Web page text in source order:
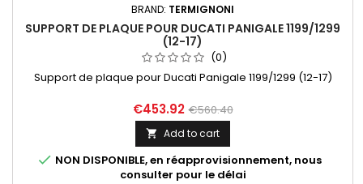
BRAND: TERMIGNONI
SUPPORT DE PLAQUE POUR DUCATI PANIGALE 1199/1299
(12-17)
(0)
Support de plaque pour Ducati Panigale 1199/1299 (12-17)
€453.92 €560.40
 Add to cart
 NON DISPONIBLE, en réapprovisionnement, nous
consulter pour le délai